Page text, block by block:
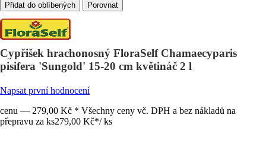
Porovnat
Cypřišek hrachonosný FloraSelf Chamaecyparis
pisifera 'Sungold' 15-20 cm květináč 2 l
Napsat první hodnocení
cenu — 279,00 Kč * Všechny ceny vč. DPH a bez nákladů na
přepravu za ks279,00 Kč*/ ks